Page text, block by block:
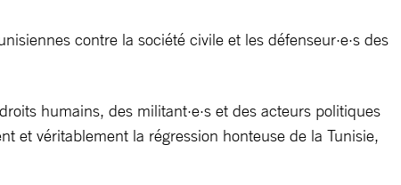
contre la société civile et les défenseur·e·s des
humains, des militant·e·s et des acteurs politiques
et véritablement la régression honteuse de la Tunisie,